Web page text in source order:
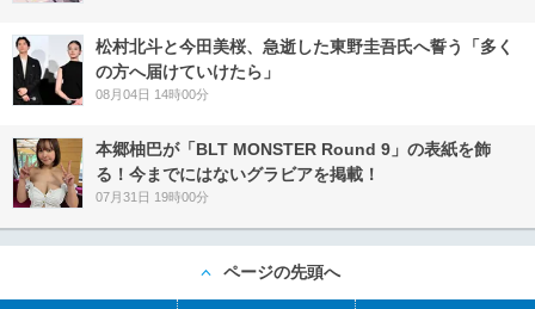
松村北斗と今田美桜、急逝した東野圭吾氏へ誓う「多く
の方へ届けていけたら」
08月04日 14時00分
本郷柚巴が「BLT MONSTER Round 9」の表紙を飾
る！今までにはないグラビアを掲載！
07月31日 19時00分
ページの先頭へ